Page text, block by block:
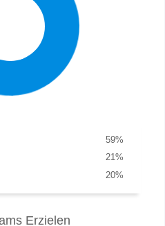
%
59
%
21
%
20
Erzielen